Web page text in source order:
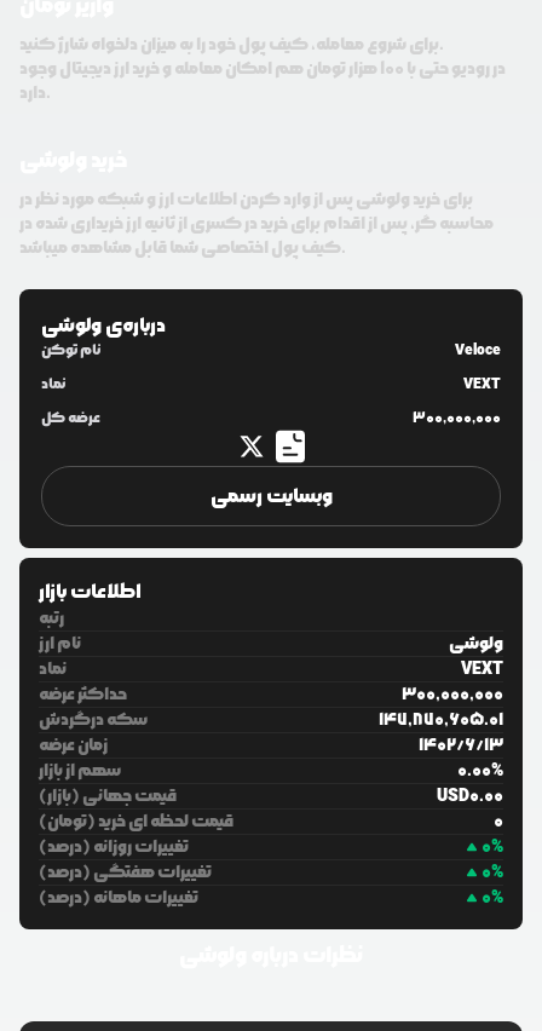
برای شروع معامله، کیف پول خود را به میزان دلخواه شارژ کنید.
در رودیو حتی با 100 هزار تومان هم امکان معامله و خرید ارز دیجیتال وجود
دارد.
برای خرید ولوشی پس از وارد کردن اطلاعات ارز و شبکه مورد نظر در
محاسبه گر، پس از اقدام برای خرید در کسری از ثانیه ارز خریداری شده در
کیف پول اختصاصی شما قابل مشاهده میباشد.
درباره‌یولوشی
نام توکن
Veloce
نماد
VEXT
عرضه کل
300,000,000
وبسایت رسمی
اطلاعات بازار
رتبه
نام ارز
ولوشی
نماد
VEXT
حداکثر عرضه
300,000,000
سکه درگردش
147,870,605.01
زمان عرضه
1402/6/13
سهم از بازار
0.00%
قیمت جهانی (بازار)
USD0.00
قیمت لحظه ای خرید (تومان)
0
تغییرات روزانه (درصد)
0%
تغییرات هفتگی (درصد)
0%
تغییرات ماهانه (درصد)
0%